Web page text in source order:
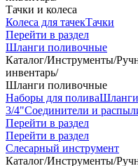
Тачки и колеса
Колеса для тачекТачки
Перейти в раздел
Шланги поливочные
Каталог/Инструменты/
инвентарь/
Шланги поливочные
Наборы для полива
3/4"Соединители и
Перейти в раздел
Перейти в раздел
Слесарный инструмент
Каталог/Инструменты/